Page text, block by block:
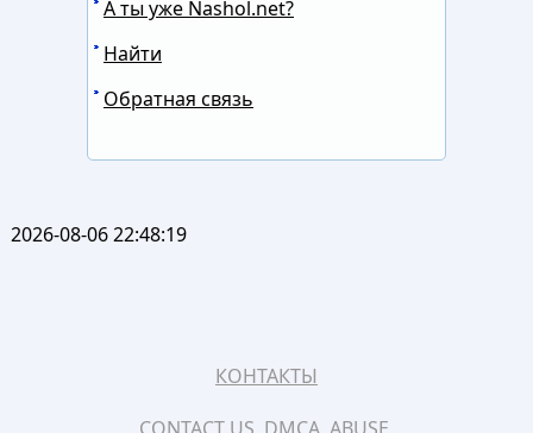
А ты уже Nashol.net?
Найти
Обратная связь
2026-08-06 22:48:19
КОНТАКТЫ